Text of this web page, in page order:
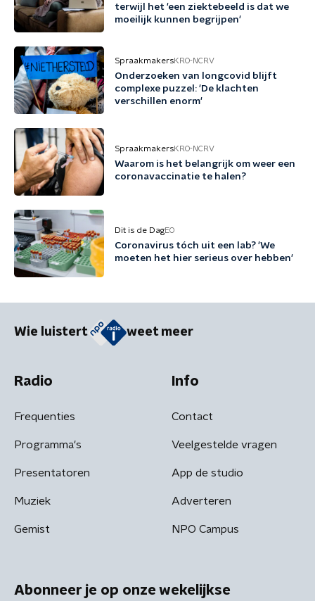
terwijl het 'een ziektebeeld is dat we
moeilijk kunnen begrijpen'
SpraakmakersKRO-NCRV
Onderzoeken van longcovid blijft
complexe puzzel: 'De klachten
verschillen enorm'
SpraakmakersKRO-NCRV
Waarom is het belangrijk om weer een
coronavaccinatie te halen?
Dit is de DagEO
Coronavirus tóch uit een lab? 'We
moeten het hier serieus over hebben'
Wie luistert weet meer
Radio
Frequenties
Programma's
Presentatoren
Muziek
Gemist
Info
Contact
Veelgestelde vragen
App de studio
Adverteren
NPO Campus
Abonneer je op onze wekelijkse